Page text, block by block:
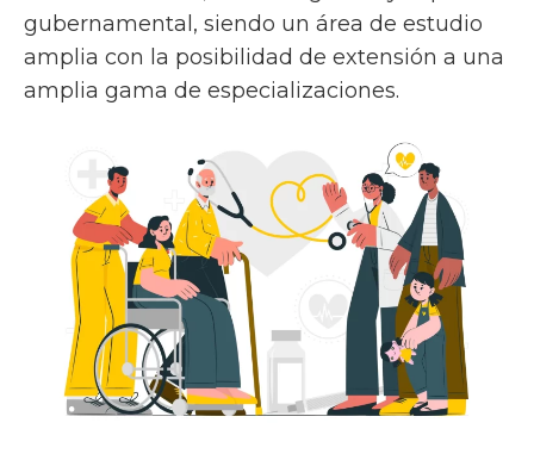
gubernamental, siendo un área de estudio
amplia con la posibilidad de extensión a una
amplia gama de especializaciones.